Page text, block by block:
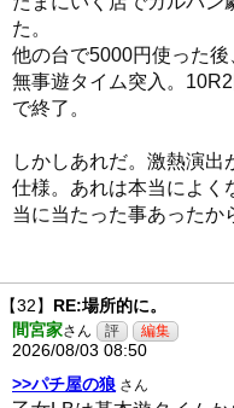
た。
他の台で5000円使った
無事遊タイム突入。
で終了。
しかしあれだ。激熱演出
仕様。あれは本当によく
当に当たった事あったか
【32】 RE:場所的に。
間宮家さん
2026/08/03 08:50
>>パチ屋の狼 さん